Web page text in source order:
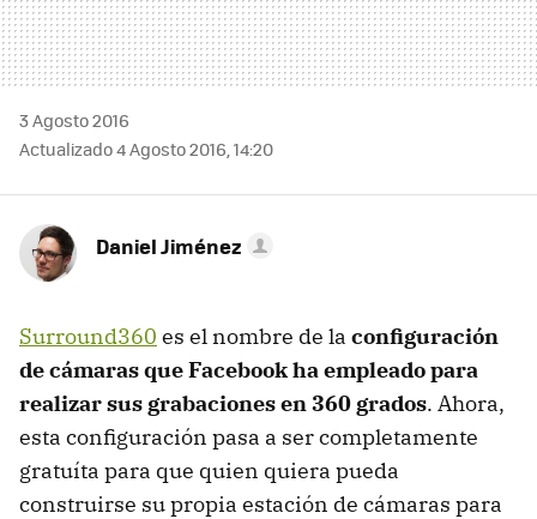
3 Agosto 2016
Actualizado 4 Agosto 2016, 14:20
Daniel Jiménez
Surround360 es el nombre de la configuración
de cámaras que Facebook ha empleado para
realizar sus grabaciones en 360 grados. Ahora,
esta configuración pasa a ser completamente
gratuíta para que quien quiera pueda
construirse su propia estación de cámaras para